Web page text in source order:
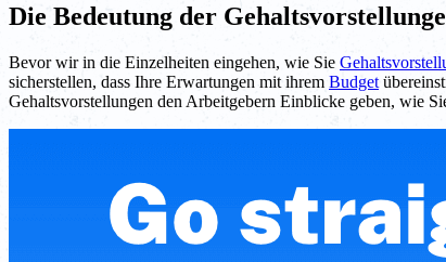
Die Bedeutung der
Bevor wir in die Einzelheiten eingehen, wie Sie
sicherstellen, dass Ihre Erwartungen mit ihrem Budget
Gehaltsvorstellungen den Arbeitgebern Einblicke geben, wie